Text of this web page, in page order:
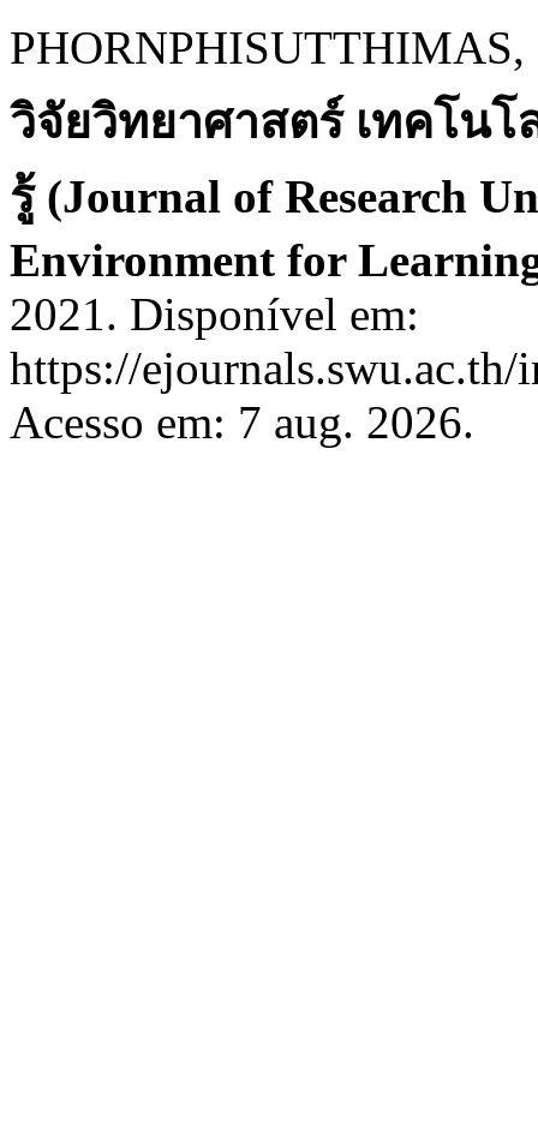
วิจัยวิทยาศาสตร์ เทคโนโ
รู้ (Journal of Research
Environment for
2021. Disponível em:
https://
Acesso em: 7 aug. 2026.